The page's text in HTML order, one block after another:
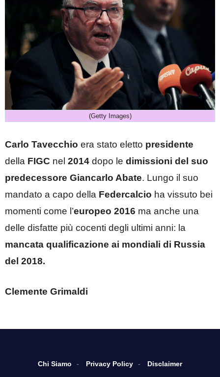
(Getty Images)
Carlo Tavecchio era stato eletto presidente
della FIGC nel 2014 dopo le dimissioni del suo
predecessore Giancarlo Abate. Lungo il suo
mandato a capo della Federcalcio ha vissuto bei
momenti come l’europeo 2016 ma anche una
delle disfatte più cocenti degli ultimi anni: la
mancata qualificazione ai mondiali di Russia
del 2018.
Clemente Grimaldi
Chi Siamo Privacy Policy Disclaimer